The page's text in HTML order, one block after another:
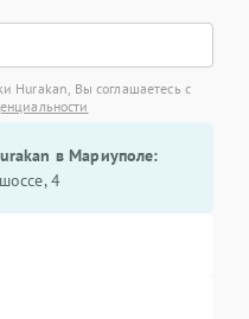
Hurakan, Вы соглашаетесь с
в Мариуполе:
4